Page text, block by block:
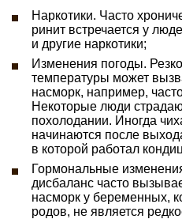
Наркотики. Часто
ринит встречается у
и другие наркотики;
Изменения погоды.
температуры может
насморк, например,
Некоторые люди
похолодании. Иногда
начинаются после
в которой работал
Гормональные
дисбаланс часто
насморк у беременных,
родов, не является